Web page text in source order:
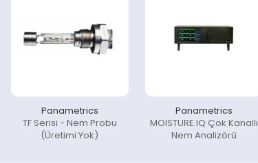
Panametrics
TF Serisi - Nem Probu
(Üretimi Yok)
Panametrics
MOISTURE.IQ Çok Kanallı
Nem Analizörü